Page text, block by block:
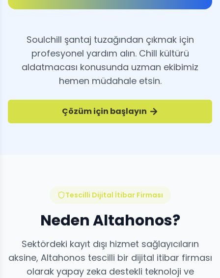
Soulchill şantaj tuzağından çıkmak için
profesyonel yardım alın. Chill kültürü
aldatmacası konusunda uzman ekibimiz
hemen müdahale etsin.
Çözüm için başlayın
Tescilli Dijital İtibar Firması
Neden Altahonos?
Sektördeki kayıt dışı hizmet sağlayıcıların
aksine, Altahonos tescilli bir dijital itibar firması
olarak yapay zeka destekli teknoloji ve